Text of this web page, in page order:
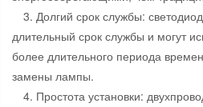
3. Долгий срок службы:
длительный срок службы и могут
более длительного периода
замены лампы.
4. Простота установки: